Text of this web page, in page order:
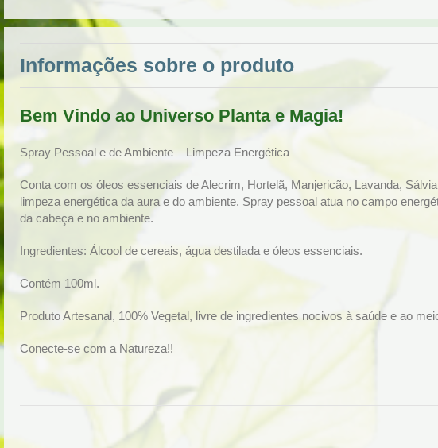
Informações sobre o produto
Bem Vindo ao Universo Planta e Magia!
Spray Pessoal e de Ambiente – Limpeza Energética
Conta com os óleos essenciais de Alecrim, Hortelã, Manjericão, Lavanda,
limpeza energética da aura e do ambiente. Spray pessoal atua no campo
da cabeça e no ambiente.
Ingredientes: Álcool de cereais, água destilada e óleos essenciais.
Contém 100ml.
Produto Artesanal, 100% Vegetal, livre de ingredientes nocivos à saúde e ao
Conecte-se com a Natureza!!